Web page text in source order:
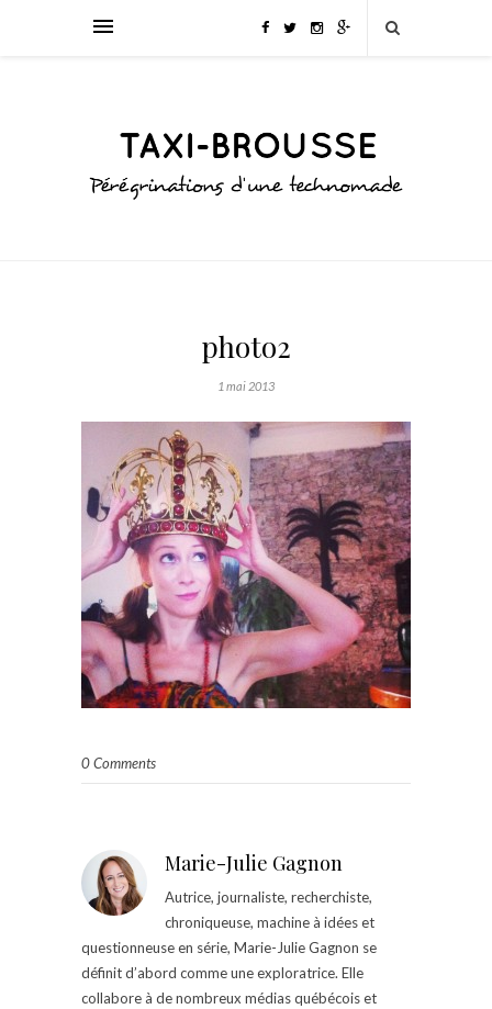
photo2
1 mai 2013
0 Comments
Marie-Julie Gagnon
Autrice, journaliste, recherchiste,
chroniqueuse, machine à idées et
questionneuse en série, Marie-Julie Gagnon se
définit d’abord comme une exploratrice. Elle
collabore à de nombreux médias québécois et